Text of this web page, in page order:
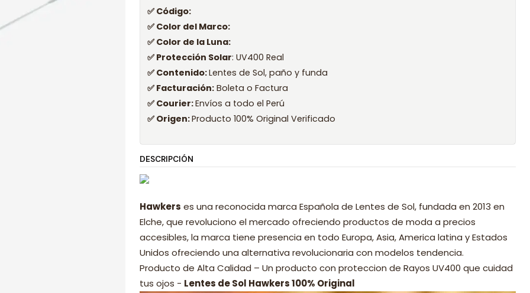
✅ Código:
✅ Color del Marco:
✅ Color de la Luna:
✅ Protección Solar: UV400 Real
✅ Contenido:Lentes de Sol, paño y funda
✅ Facturación: Boleta o Factura
✅ Courier:Envíos a todo el Perú
✅ Origen:Producto 100% Original Verificado
DESCRIPCIÓN
Hawkers es una reconocida marca Española de Lentes de Sol, fundada en 2013 en
Elche, que revoluciono el mercado ofreciendo productos de moda a precios
accesibles, la marca tiene presencia en todo Europa, Asia, America latina y Estados
Unidos ofreciendo una alternativa revolucionaria con modelos tendencia.
Producto de Alta Calidad – Un producto con proteccion de Rayos UV400 que cuidad
tus ojos - Lentes de Sol Hawkers 100% Original